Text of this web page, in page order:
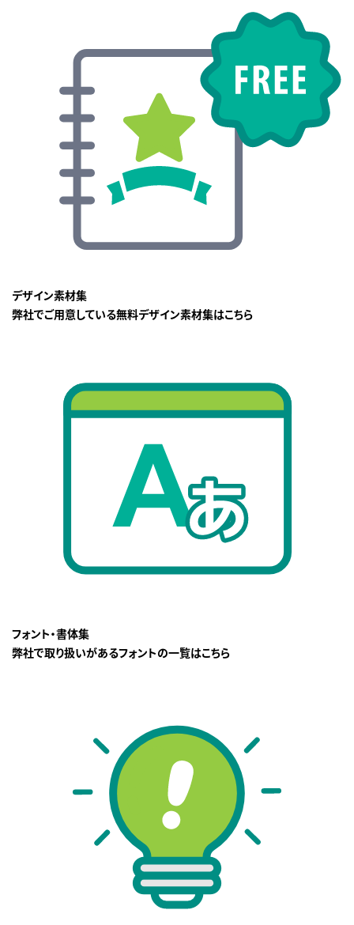
デザイン素材集
弊社でご用意している無料デザイン素材集はこちら
フォント・書体集
弊社で取り扱いがあるフォントの一覧はこちら